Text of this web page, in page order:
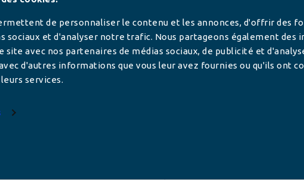
de personnaliser le contenu et les annonces, d'offrir des
sociaux et d'analyser notre trafic. Nous partageons également des
avec nos partenaires de médias sociaux, de publicité et
d'autres informations que vous leur avez fournies ou qu'ils ont
services.